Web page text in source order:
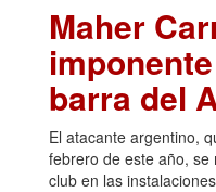
Maher
barra del
El atacante argentino,
febrero de este año, se
club en las